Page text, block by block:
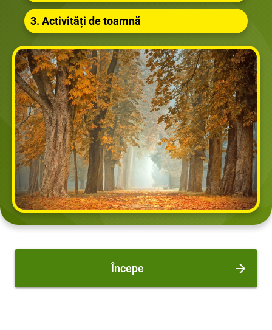
3. Activități de toamnă
Începe